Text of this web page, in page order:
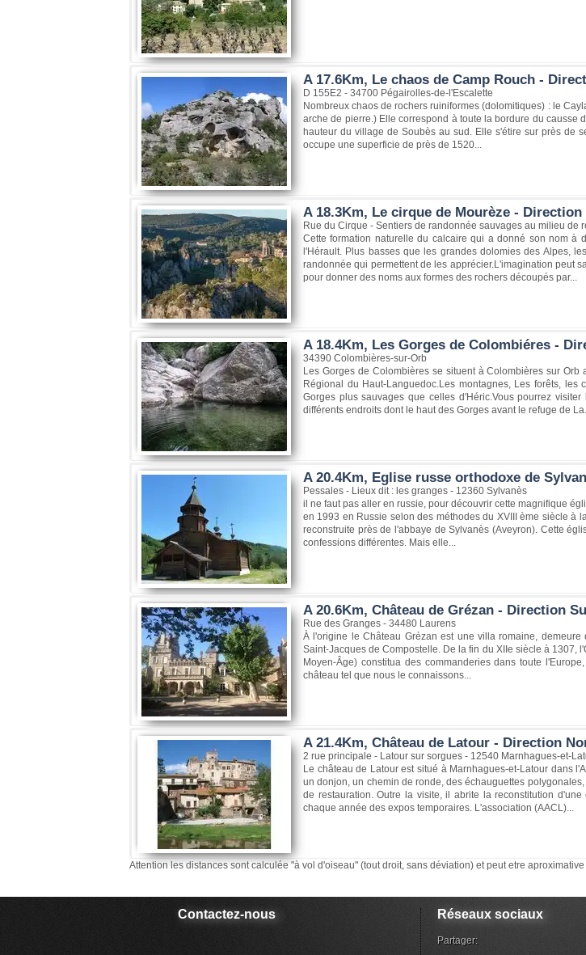
A 17.6Km, Le chaos de Camp Rouch -
D 155E2 - 34700 Pégairolles-de-l'Escalette
Nombreux chaos de rochers ruiniformes (dolomitiques) : le
arche de pierre.) Elle correspond à toute la bordure du
hauteur du village de Soubès au sud. Elle s'étire sur près de
occupe une superficie de près de 1520...
A 18.3Km, Le cirque de Mourèze - Direction
Rue du Cirque - Sentiers de randonnée sauvages au milieu de
Cette formation naturelle du calcaire qui a donné son nom à
l'Hérault. Plus basses que les grandes dolomies des Alpes,
randonnée qui permettent de les apprécier.L'imagination peut
pour donner des noms aux formes des rochers découpés par...
A 18.4Km, Les Gorges de Colombiéres -
34390 Colombières-sur-Orb
Les Gorges de Colombières se situent à Colombières sur
Régional du Haut-Languedoc.Les montagnes, Les forêts,
Gorges plus sauvages que celles d'Héric.Vous pourrez
différents endroits dont le haut des Gorges avant le refuge de La...
A 20.4Km, Eglise russe orthodoxe de
Pessales - Lieux dit : les granges - 12360 Sylvanès
il ne faut pas aller en russie, pour découvrir cette magnifique
en 1993 en Russie selon des méthodes du XVIII ème siècle à
reconstruite près de l'abbaye de Sylvanès (Aveyron). Cette
confessions différentes. Mais elle...
A 20.6Km, Château de Grézan - Direction
Rue des Granges - 34480 Laurens
À l'origine le Château Grézan est une villa romaine,
Saint-Jacques de Compostelle. De la fin du XIIe siècle à 1307,
Moyen-Âge) constitua des commanderies dans toute
château tel que nous le connaissons...
A 21.4Km, Château de Latour - Direction
2 rue principale - Latour sur sorgues - 12540 Marnhagues-et-
Le château de Latour est situé à Marnhagues-et-Latour dans
un donjon, un chemin de ronde, des échauguettes
de restauration. Outre la visite, il abrite la reconstitution
chaque année des expos temporaires. L'association (AACL)...
Attention les distances sont calculée "à vol d'oiseau" (tout droit, sans déviation) et peut etre aproximative
Contactez-nous Réseaux sociaux
Partager: